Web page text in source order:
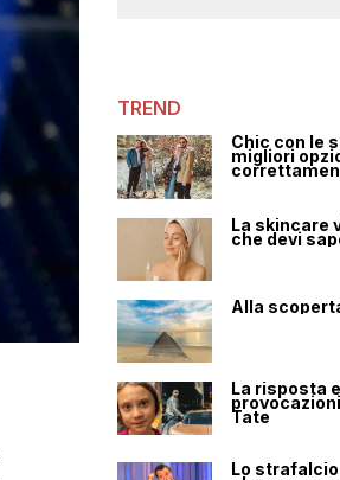
TREND
Chic con le
migliori
La skincare
che devi
Alla
La risposta
Tate
Lo